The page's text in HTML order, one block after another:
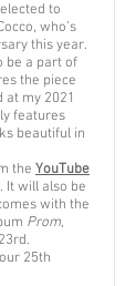
to
who’s
this year.
be a part of
the piece
at my 2021
features
beautiful in
the YouTube
It will also be
with the
Prom,
25th